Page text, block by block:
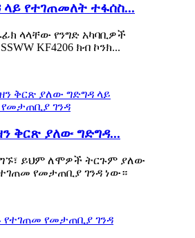
ላይ የተገጠመለት ተፋሰስ...
ላላቸው የንግድ አካባቢዎች
KF4206 ክብ ኮንክ...
ቅርጽ ያለው ግድግዳ...
ይህም ለሞዎች ትርጉም ያለው
የመታጠቢያ ገንዳ ነው።